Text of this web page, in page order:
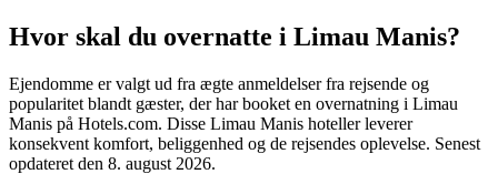
Hvor skal du overnatte i Limau Manis?
Ejendomme er valgt ud fra ægte anmeldelser fra rejsende og
popularitet blandt gæster, der har booket en overnatning i Limau
Manis på Hotels.com. Disse Limau Manis hoteller leverer
konsekvent komfort, beliggenhed og de rejsendes oplevelse. Senest
opdateret den 8. august 2026.